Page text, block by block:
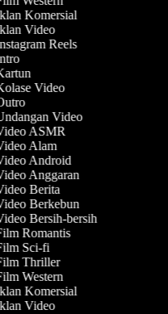
Komersial
Video
Reels
Video
Video
ASMR
Alam
Android
Anggaran
Berita
Berkebun
Bersih-bersih
Romantis
Sci-fi
Thriller
Western
Komersial
Video